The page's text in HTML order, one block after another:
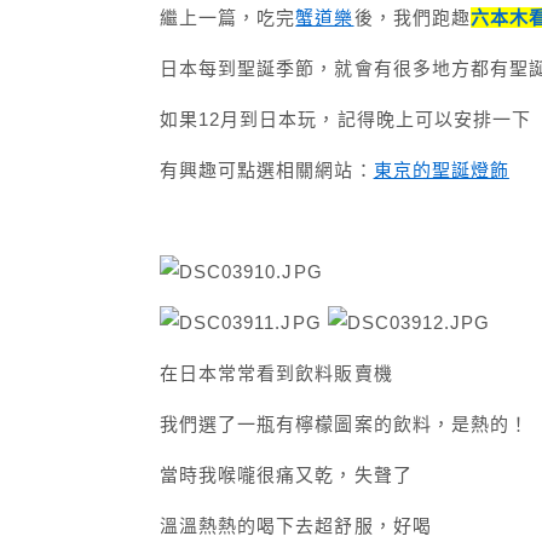
繼上一篇，吃完蟹道樂後，我們跑趣六本木
日本每到聖誕季節，就會有很多地方都有聖
如果12月到日本玩，記得晚上可以安排一下
有興趣可點選相關網站： 東京的聖誕燈飾
在日本常常看到飲料販賣機
我們選了一瓶有檸檬圖案的飲料，是熱的！
當時我喉嚨很痛又乾，失聲了
溫溫熱熱的喝下去超舒服，好喝